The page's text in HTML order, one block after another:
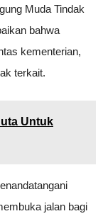
Muda Tindak
bahwa
kementerian,
terkait.
Untuk
jalan bagi